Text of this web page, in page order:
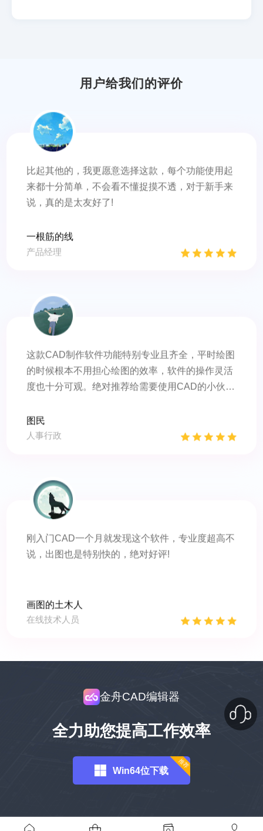
用户给我们的评价
比起其他的，我更愿意选择这款，每个功能使用起
来都十分简单，不会看不懂捉摸不透，对于新手来
说，真的是太友好了!
一根筋的线
产品经理
这款CAD制作软件功能特别专业且齐全，平时绘图
的时候根本不用担心绘图的效率，软件的操作灵活
度也十分可观。绝对推荐给需要使用CAD的小伙伴
图民
人事行政
刚入门CAD一个月就发现这个软件，专业度超高不
说，出图也是特别快的，绝对好评!
画图的土木人
在线技术人员
用它批量处理CAD图纸最方便了，绘图看图可随时
切换。体验感十足，对新手也特别友好，小伙伴可
金舟CAD编辑器
全力助您提高工作效率
Win64位下载
推荐